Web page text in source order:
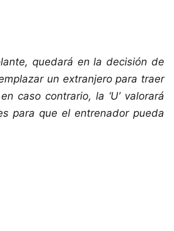
quedará en la decisión de
un extranjero para traer
caso contrario, la ‘U’ valorará
para que el entrenador pueda